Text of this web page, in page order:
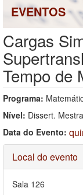
EVENTOS
Cargas
Tempo de
Programa:
Nível: Dissert.
Data do Evento:
Ocultar
Local do evento
Sala 126